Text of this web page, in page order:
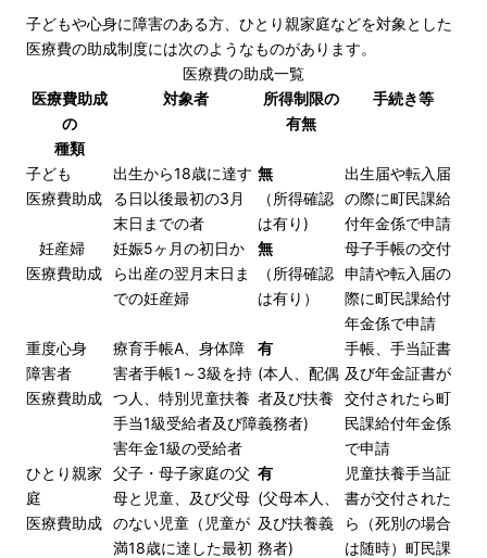
子どもや心身に障害のある方、ひとり親家庭などを対象とした
医療費の助成制度には次のようなものがあります。
医療費の助成一覧
医療費助成
の
種類
対象者
所得制限の
有無
手続き等
子ども
医療費助成
出生から18歳に達す
る日以後最初の3月
末日までの者
無
（所得確認
は有り)
出生届や転入届
の際に町民課給
付年金係で申請
妊産婦
医療費助成
妊娠5ヶ月の初日か
ら出産の翌月末日ま
での妊産婦
無
（所得確認
は有り）
母子手帳の交付
申請や転入届の
際に町民課給付
年金係で申請
重度心身
障害者
医療費助成
療育手帳A、身体障
害者手帳1～3級を持
つ人、特別児童扶養
手当1級受給者及び障
害年金1級の受給者
有
(本人、配偶
者及び扶養
義務者)
手帳、手当証書
及び年金証書が
交付されたら町
民課給付年金係
で申請
ひとり親家
庭
医療費助成
父子・母子家庭の父
母と児童、及び父母
のない児童（児童が
満18歳に達した最初
有
(父母本人、
及び扶養義
務者)
児童扶養手当証
書が交付された
ら（死別の場合
は随時）町民課